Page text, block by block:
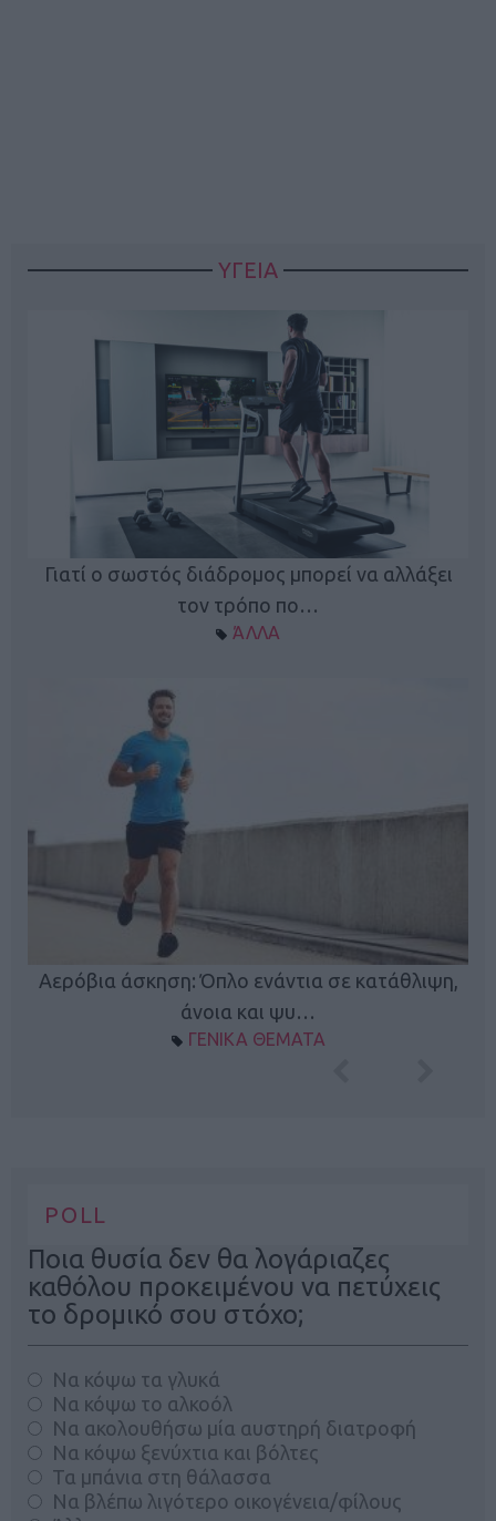
ΥΓΕΙΑ
Γιατί ο σωστός διάδρομος μπορεί να αλλάξει
τον τρόπο πο…
ΆΛΛΑ
Αερόβια άσκηση: Όπλο ενάντια σε κατάθλιψη,
άνοια και ψυ…
ΓΕΝΙΚΑ ΘΕΜΑΤΑ
POLL
Ποια θυσία δεν θα λογάριαζες
καθόλου προκειμένου να πετύχεις
το δρομικό σου στόχο;
Να κόψω τα γλυκά
Να κόψω το αλκοόλ
Να ακολουθήσω μία αυστηρή διατροφή
Να κόψω ξενύχτια και βόλτες
Τα μπάνια στη θάλασσα
Να βλέπω λιγότερο οικογένεια/φίλους